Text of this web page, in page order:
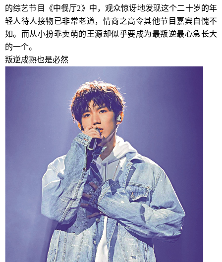
的综艺节目《中餐厅2》中，观众惊讶地发现这个二十岁的年
轻人待人接物已非常老道，情商之高令其他节目嘉宾自愧不
如。而从小扮乖卖萌的王源却似乎要成为最叛逆最心急长大
的一个。
叛逆成熟也是必然